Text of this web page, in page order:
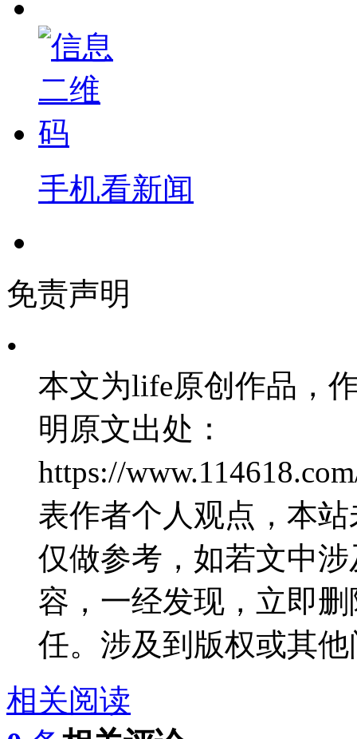
手机看新闻
免责声明
•
本文为life原创作品，
明原文出处：
https://
表作者个人观点，本
仅做参考，如若文中
容，一经发现，立即
任。涉及到版权或其
相关阅读